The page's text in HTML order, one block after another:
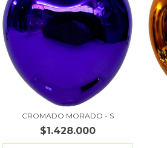
CROMADO MORADO - S
$1.428.000